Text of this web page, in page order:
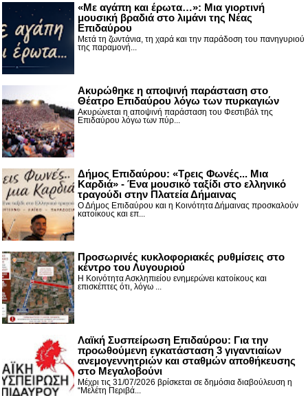
«Με αγάπη και έρωτα…»: Μια γιορτινή
μουσική βραδιά στο λιμάνι της Νέας
Επιδαύρου
Μετά τη ζωντάνια, τη χαρά και την παράδοση του πανηγυριού
της παραμονή...
Ακυρώθηκε η αποψινή παράσταση στο
Θέατρο Επιδαύρου λόγω των πυρκαγιών
Ακυρώνεται η αποψινή παράσταση του Φεστιβάλ της
Επιδαύρου λόγω των πύρ...
Δήμος Επιδαύρου: «Τρεις Φωνές... Μια
Καρδιά» - Ένα μουσικό ταξίδι στο ελληνικό
τραγούδι στην Πλατεία Δήμαινας
Ο Δήμος Επιδαύρου και η Κοινότητα Δήμαινας προσκαλούν
κατοίκους και επ...
Προσωρινές κυκλοφοριακές ρυθμίσεις στο
κέντρο του Λυγουριού
Η Κοινότητα Ασκληπιείου ενημερώνει κατοίκους και
επισκέπτες ότι, λόγω ...
Λαϊκή Συσπείρωση Επιδαύρου: Για την
προωθούμενη εγκατάσταση 3 γιγαντιαίων
ανεμογεννητριών και σταθμών αποθήκευσης
στο Μεγαλοβούνι
Μέχρι τις 31/07/2026 βρίσκεται σε δημόσια διαβούλευση η
“Μελέτη Περιβά...